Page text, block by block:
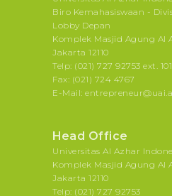
Biro Kemahasiswaan -
Lobby Depan
Komplek Masjid Agung Al
Jakarta 12110
Telp: (021) 727 92753 ext.
Fax: (021) 724 4767
E-Mail:
Head Office
Universitas Al Azhar
Komplek Masjid Agung Al
Jakarta 12110
Telp: (021) 727 92753